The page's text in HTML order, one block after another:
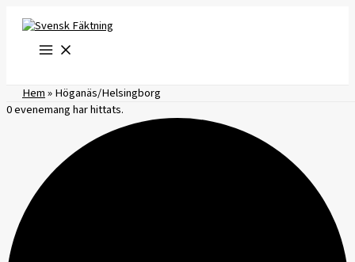
innehåll
Hem»Höganäs/Helsingborg
0 evenemang har hittats.